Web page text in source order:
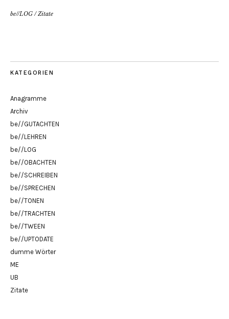
be//LOG /Zitate
KATEGORIEN
Anagramme
Archiv
be//GUTACHTEN
be//LEHREN
be//LOG
be//OBACHTEN
be//SCHREIBEN
be//SPRECHEN
be//TONEN
be//TRACHTEN
be//TWEEN
be//UPTODATE
dumme Wörter
ME
UB
Zitate